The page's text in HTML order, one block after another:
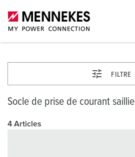
FILTRE
Socle de prise de courant saillie
4 Articles